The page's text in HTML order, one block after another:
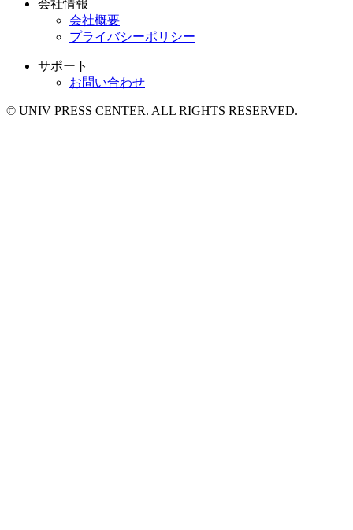
会社情報
会社概要
プライバシーポリシー
サポート
お問い合わせ
© UNIV PRESS CENTER. ALL RIGHTS RESERVED.